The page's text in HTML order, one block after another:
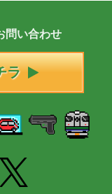
問い合わせ
ラ